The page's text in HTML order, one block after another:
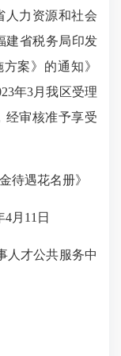
人力资源和社会
建省税务局印发
案》的通知》
年3月我区受理
经审核准予享受
遇花名册》
月11日
才公共服务中